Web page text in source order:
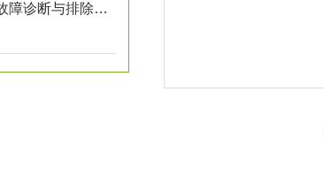
交直流耐压测试仪的故障诊断与排除方法